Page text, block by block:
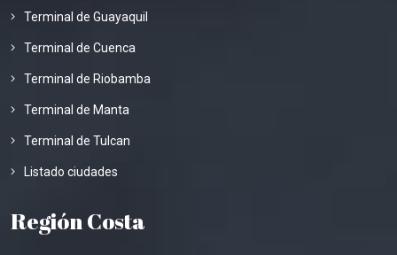
Terminal de Guayaquil
Terminal de Cuenca
Terminal de Riobamba
Terminal de Manta
Terminal de Tulcan
Listado ciudades
Región Costa